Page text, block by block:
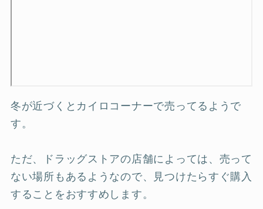
冬が近づくとカイロコーナーで売ってるようで
す。
ただ、ドラッグストアの店舗によっては、売って
ない場所もあるようなので、見つけたらすぐ購入
することをおすすめします。